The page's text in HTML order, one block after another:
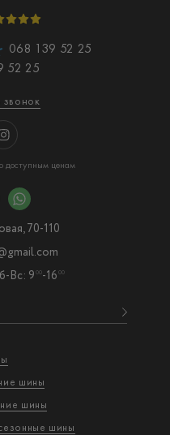
068 139 52 25
52 25
звонок
доступным ценам
шины
шины
шины
70-110
Вс: 9 00-16 00